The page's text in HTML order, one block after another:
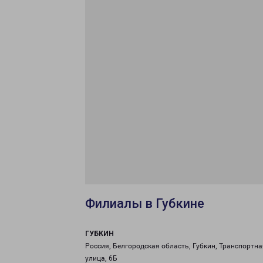
Филиалы в Губкине
ГУБКИН
Россия, Белгородская область, Губкин,
улица, 6Б